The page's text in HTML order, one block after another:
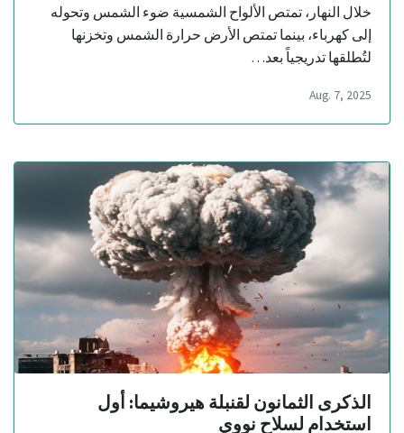
خلال النهار، تمتص الألواح الشمسية ضوء الشمس وتحوله
إلى كهرباء، بينما تمتص الأرض حرارة الشمس وتخزنها
لتُطلقها تدريجياً بعد…
Aug. 7, 2025
الذكرى الثمانون لقنبلة هيروشيما: أول
استخدام لسلاح نووي